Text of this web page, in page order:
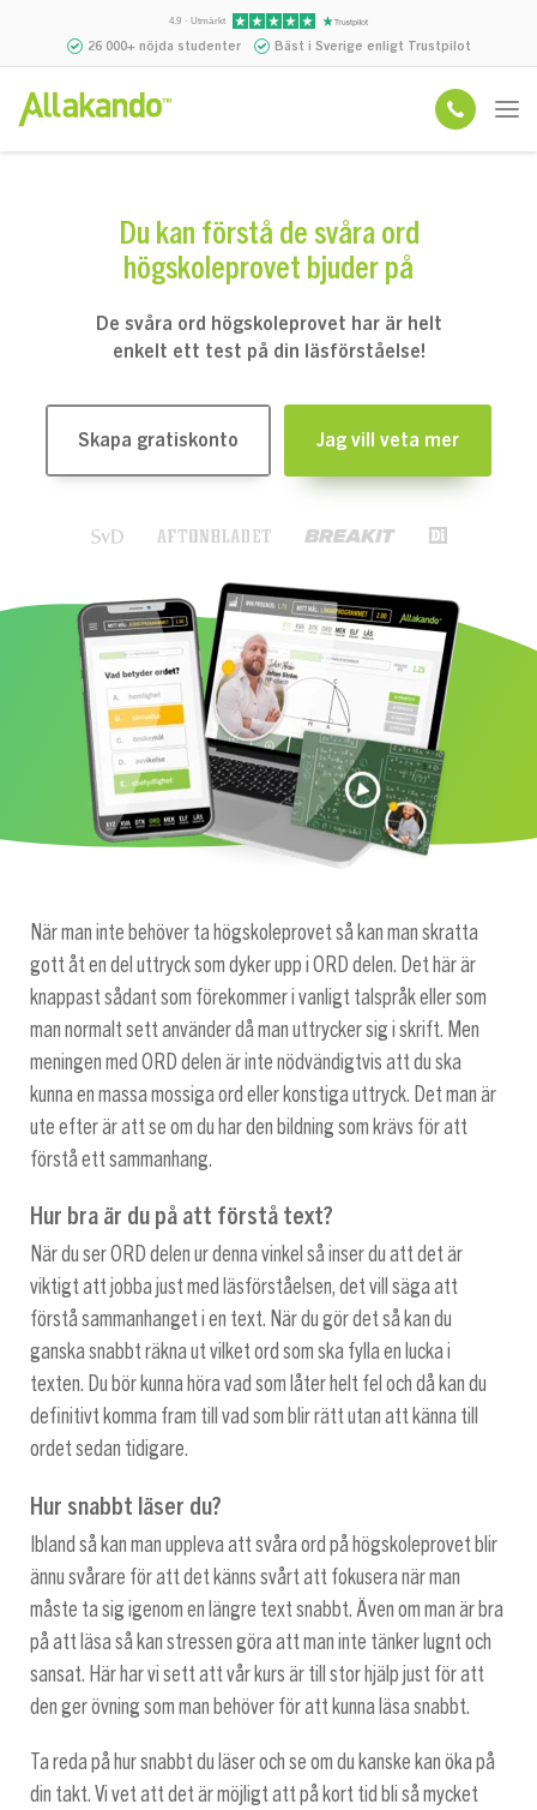
4.9 · Utmärkt
26 000+ nöjda studenter Bäst i Sverige enligt Trustpilot
Du kan förstå de svåra ord
högskoleprovet bjuder på
De svåra ord högskoleprovet har är helt
enkelt ett test på din läsförståelse!
Skapa gratiskonto Jag vill veta mer
När man inte behöver ta högskoleprovet så kan man skratta
gott åt en del uttryck som dyker upp i ORD delen. Det här är
knappast sådant som förekommer i vanligt talspråk eller som
man normalt sett använder då man uttrycker sig i skrift. Men
meningen med ORD delen är inte nödvändigtvis att du ska
kunna en massa mossiga ord eller konstiga uttryck. Det man är
ute efter är att se om du har den bildning som krävs för att
förstå ett sammanhang.
Hur bra är du på att förstå text?
När du ser ORD delen ur denna vinkel så inser du att det är
viktigt att jobba just med läsförståelsen, det vill säga att
förstå sammanhanget i en text. När du gör det så kan du
ganska snabbt räkna ut vilket ord som ska fylla en lucka i
texten. Du bör kunna höra vad som låter helt fel och då kan du
definitivt komma fram till vad som blir rätt utan att känna till
ordet sedan tidigare.
Hur snabbt läser du?
Ibland så kan man uppleva att svåra ord på högskoleprovet blir
ännu svårare för att det känns svårt att fokusera när man
måste ta sig igenom en längre text snabbt. Även om man är bra
på att läsa så kan stressen göra att man inte tänker lugnt och
sansat. Här har vi sett att vår kurs är till stor hjälp just för att
den ger övning som man behöver för att kunna läsa snabbt.
Ta reda på hur snabbt du läser och se om du kanske kan öka på
din takt. Vi vet att det är möjligt att på kort tid bli så mycket